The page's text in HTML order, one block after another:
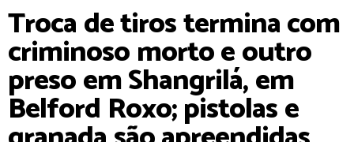
Troca de tiros termina com
criminoso morto e outro
preso em Shangrilá, em
Belford Roxo; pistolas e